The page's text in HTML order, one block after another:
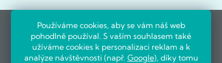
Používáme cookies, aby se vám náš web
pohodlně používal. S vaším souhlasem také
užíváme cookies k personalizaci reklam a k
analýze návštěvnosti (např. Google), díky tomu